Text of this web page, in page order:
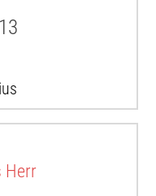
Herr